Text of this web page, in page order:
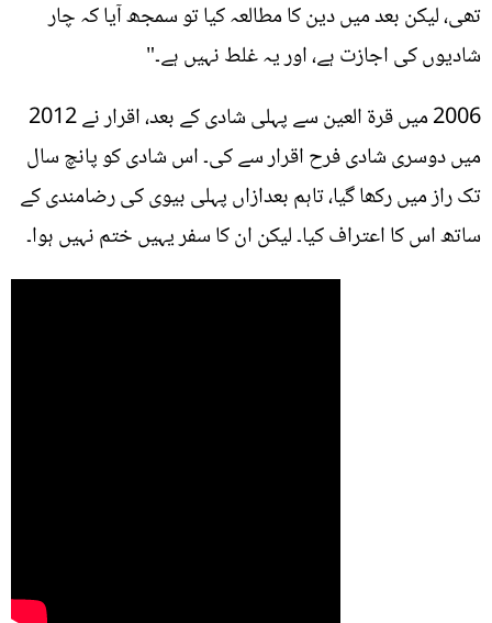
تھی، لیکن بعد میں دین کا مطالعہ کیا تو سمجھ آیا کہ چار
شادیوں کی اجازت ہے، اور یہ غلط نہیں ہے۔"
2006 میں قرۃ العین سے پہلی شادی کے بعد، اقرار نے 2012
میں دوسری شادی فرح اقرار سے کی۔ اس شادی کو پانچ سال
تک راز میں رکھا گیا، تاہم بعدازاں پہلی بیوی کی رضامندی کے
ساتھ اس کا اعتراف کیا۔ لیکن ان کا سفر یہیں ختم نہیں ہوا۔